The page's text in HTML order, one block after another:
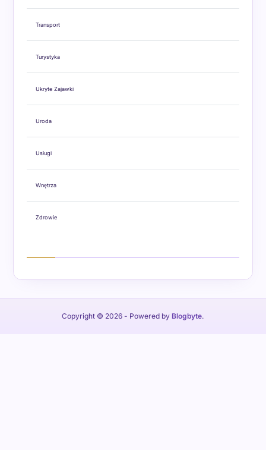
Transport
Turystyka
Ukryte Zajawki
Uroda
Usługi
Wnętrza
Zdrowie
Copyright © 2026 - Powered by Blogbyte.